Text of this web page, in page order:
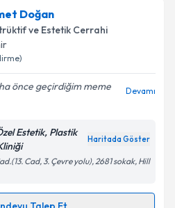
için randevu takvimi talebi
randevu almanız için bir
e-posta ile bilgilendireceğiz.
işlenmesine ilişkin
Aydınlatma
ve kişisel verilerimin belirtilen
kabul ediyorum.
Doğan
ve Estetik Cerrahi
önce geçirdiğim meme
Devamı
Estetik, Plastik
Haritada Göster
Cad, 3. Çevre yolu), 2681 sokak, Hill